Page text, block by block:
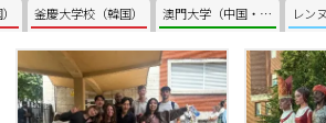
釜慶大学校（韓国） 澳門大学（中国・澳門）